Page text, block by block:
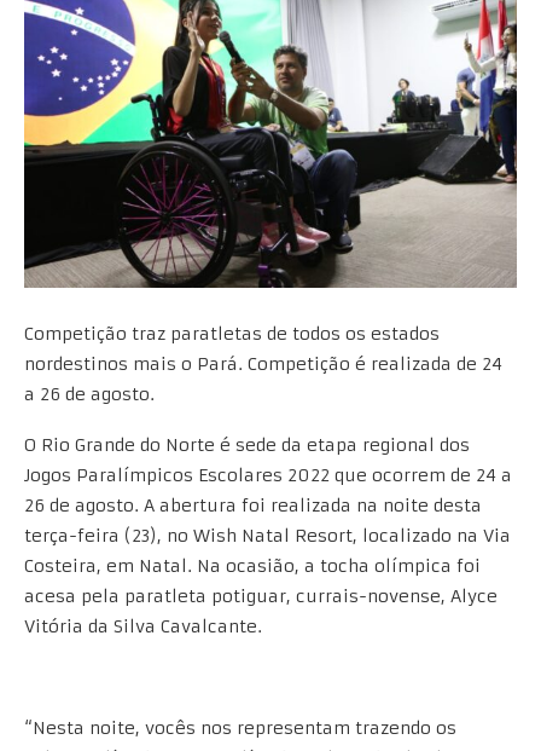
Competição traz paratletas de todos os estados
nordestinos mais o Pará. Competição é realizada de 24
a 26 de agosto.
O Rio Grande do Norte é sede da etapa regional dos
Jogos Paralímpicos Escolares 2022 que ocorrem de 24 a
26 de agosto. A abertura foi realizada na noite desta
terça-feira (23), no Wish Natal Resort, localizado na Via
Costeira, em Natal. Na ocasião, a tocha olímpica foi
acesa pela paratleta potiguar, currais-novense, Alyce
Vitória da Silva Cavalcante.
“Nesta noite, vocês nos representam trazendo os